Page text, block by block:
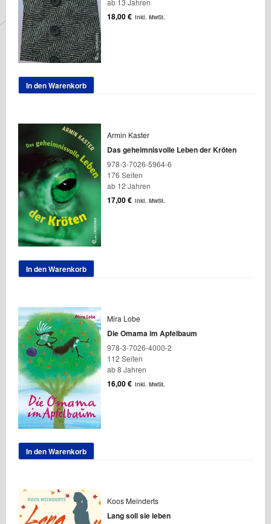
ab 13 Jahren
18,00€ inkl. MwSt.
In den Warenkorb
Armin Kaster
Das geheimnisvolle Leben der Kröten
978-3-7026-5964-6
176 Seiten
ab 12 Jahren
17,00€ inkl. MwSt.
In den Warenkorb
Mira Lobe
Die Omama im Apfelbaum
978-3-7026-4000-2
112 Seiten
ab 8 Jahren
16,00€ inkl. MwSt.
In den Warenkorb
Koos Meinderts
Lang soll sie leben